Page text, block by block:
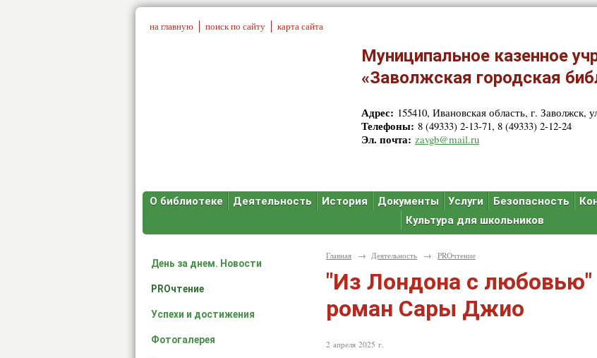
на главную поиск по сайту карта сайта
Муниципальное казенное
«Заволжская городская
Адрес: 155410, Ивановская область, г. Заволжск,
Телефоны: 8 (49333) 2-13-71, 8 (49333) 2-12-24
Эл. почта: zavgb@mail.ru
О библиотеке Деятельность История Документы Услуги Безопасность
Культура для школьников
День за днем. Новости
PROчтение
Успехи и достижения
Фотогалерея
Главная → Деятельность → PROчтение
"Из Лондона с
роман Сары Джио
2 апреля 2025 г.